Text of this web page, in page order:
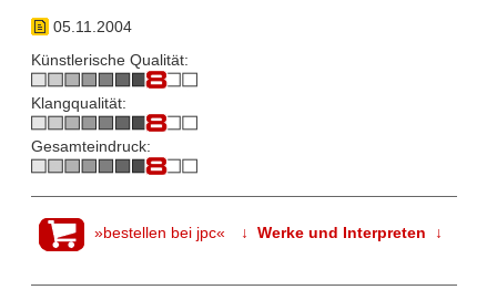
05.11.2004
Künstlerische Qualität:
Klangqualität:
Gesamteindruck:
»bestellen bei jpc« ↓ Werke und Interpreten ↓